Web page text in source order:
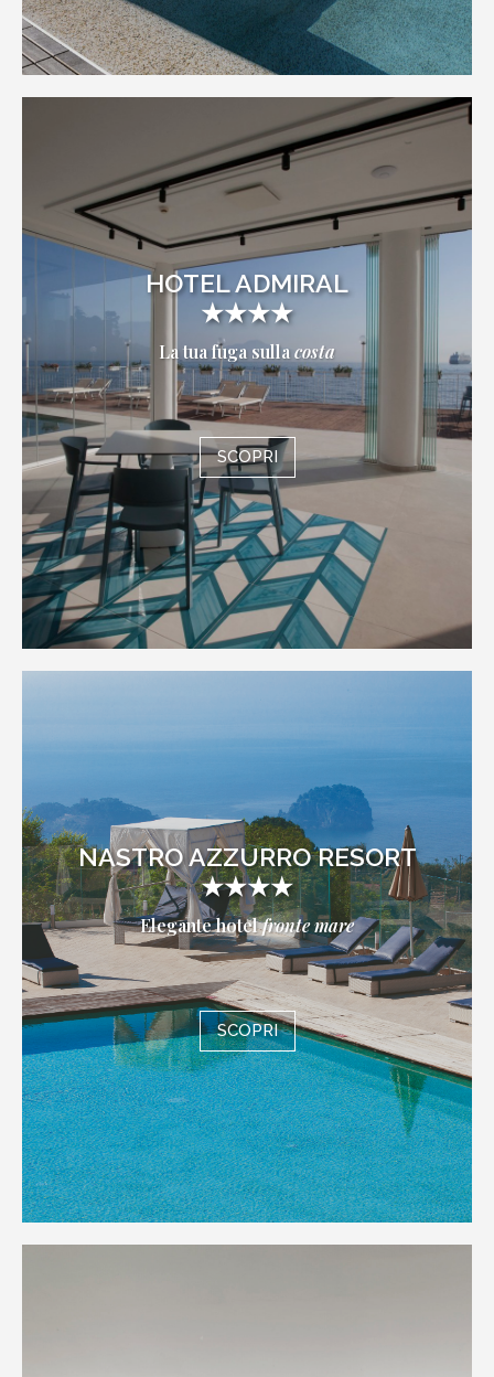
HOTEL ADMIRAL
★★★★
La tua fuga sullacosta
SCOPRI
NASTRO AZZURRO RESORT
★★★★
Elegante hotelfronte mare
SCOPRI